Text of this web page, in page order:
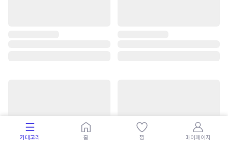
카테고리 홈 찜 마이페이지